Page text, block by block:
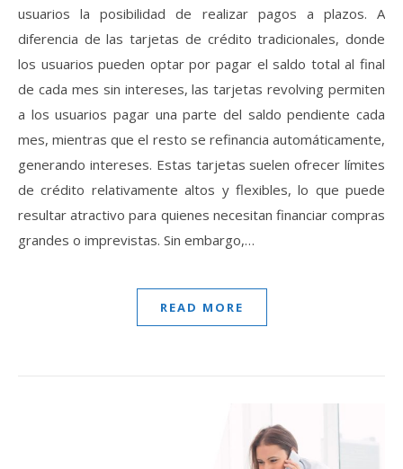
usuarios la posibilidad de realizar pagos a plazos. A
diferencia de las tarjetas de crédito tradicionales, donde
los usuarios pueden optar por pagar el saldo total al final
de cada mes sin intereses, las tarjetas revolving permiten
a los usuarios pagar una parte del saldo pendiente cada
mes, mientras que el resto se refinancia automáticamente,
generando intereses. Estas tarjetas suelen ofrecer límites
de crédito relativamente altos y flexibles, lo que puede
resultar atractivo para quienes necesitan financiar compras
grandes o imprevistas. Sin embargo,…
READ MORE